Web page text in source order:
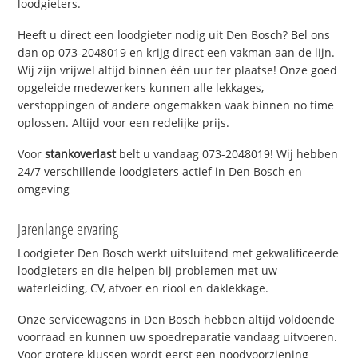
loodgieters.
Heeft u direct een loodgieter nodig uit Den Bosch? Bel ons
dan op 073-2048019 en krijg direct een vakman aan de lijn.
Wij zijn vrijwel altijd binnen één uur ter plaatse! Onze goed
opgeleide medewerkers kunnen alle lekkages,
verstoppingen of andere ongemakken vaak binnen no time
oplossen. Altijd voor een redelijke prijs.
Voorstankoverlastbelt u vandaag 073-2048019! Wij hebben
24/7 verschillende loodgieters actief in Den Bosch en
omgeving
Jarenlange ervaring
Loodgieter Den Bosch werkt uitsluitend met gekwalificeerde
loodgieters en die helpen bij problemen met uw
waterleiding, CV, afvoer en riool en daklekkage.
Onze servicewagens in Den Bosch hebben altijd voldoende
voorraad en kunnen uw spoedreparatie vandaag uitvoeren.
Voor grotere klussen wordt eerst een noodvoorziening